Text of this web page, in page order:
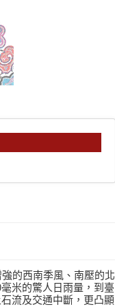
的西南季風、南壓的北
米的驚人日雨量，到臺
流及交通中斷，更凸顯